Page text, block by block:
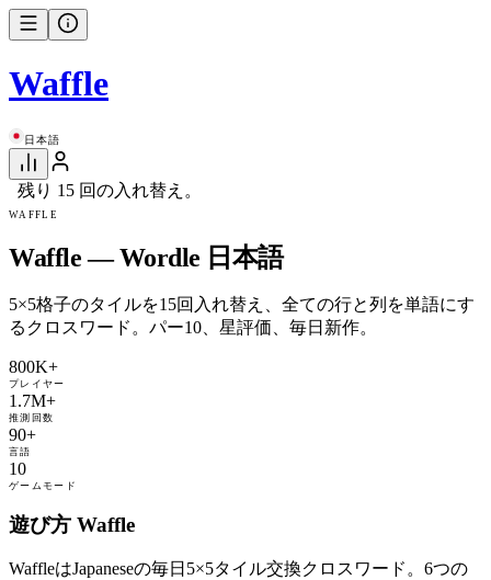
Waffle
日本語
残り 15 回の入れ替え。
WAFFLE
Waffle — Wordle 日本語
5×5格子のタイルを15回入れ替え、全ての行と列を単語にす
るクロスワード。パー10、星評価、毎日新作。
800K+
プレイヤー
1.7M+
推測回数
90+
言語
10
ゲームモード
遊び方 Waffle
WaffleはJapaneseの毎日5×5タイル交換クロスワード。6つの